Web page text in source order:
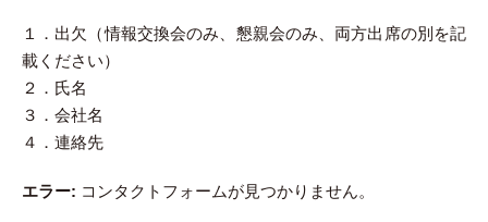
１．出欠（情報交換会のみ、懇親会のみ、両方出席の別を記
載ください）
２．氏名
３．会社名
４．連絡先
エラー: コンタクトフォームが見つかりません。